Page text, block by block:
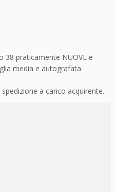
38 praticamente NUOVE e
media e autografata
a carico acquirente.